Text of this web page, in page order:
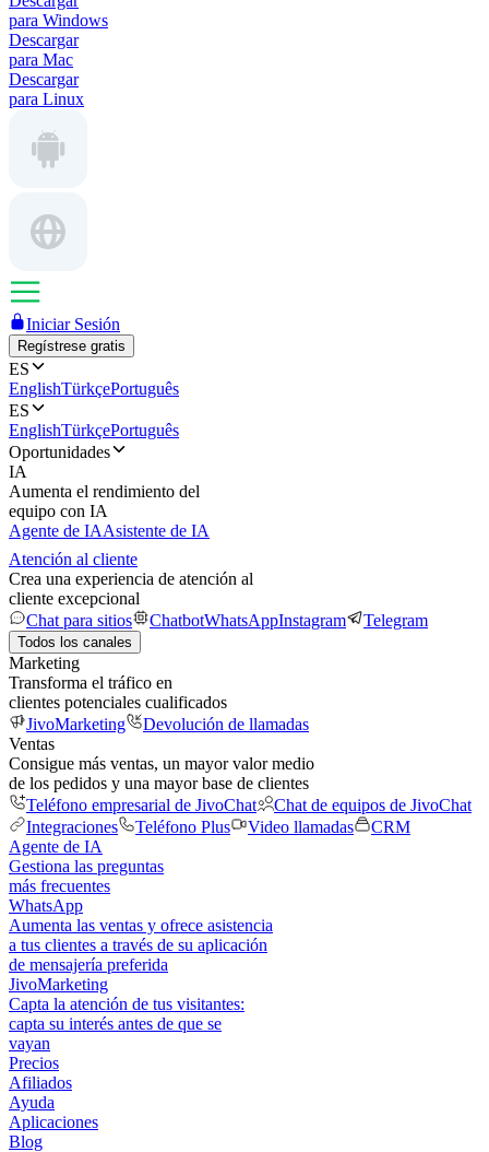
para Windows
Descargar
para Mac
Descargar
para Linux
Iniciar Sesión
Regístrese gratis
ES
EnglishTürkçePortuguês
ES
EnglishTürkçePortuguês
Oportunidades
IA
Aumenta el rendimiento del
equipo con IA
Agente de IAAsistente de IA
Atención al cliente
Crea una experiencia de atención al
cliente excepcional
Chat para sitios
ChatbotWhatsAppInstagram Telegram
Todos los canales
Marketing
Transforma el tráfico en
clientes potenciales cualificados
JivoMarketing
Devolución de llamadas
Ventas
Consigue más ventas, un mayor valor medio
de los pedidos y una mayor base de clientes
Teléfono empresarial de JivoChat
Chat de equipos de JivoChat
Integraciones
Teléfono Plus Video llamadas
CRM
Agente de IA
Gestiona las preguntas
más frecuentes
WhatsApp
Aumenta las ventas y ofrece asistencia
a tus clientes a través de su aplicación
de mensajería preferida
JivoMarketing
Capta la atención de tus visitantes:
capta su interés antes de que se
vayan
Precios
Afiliados
Ayuda
Aplicaciones
Blog